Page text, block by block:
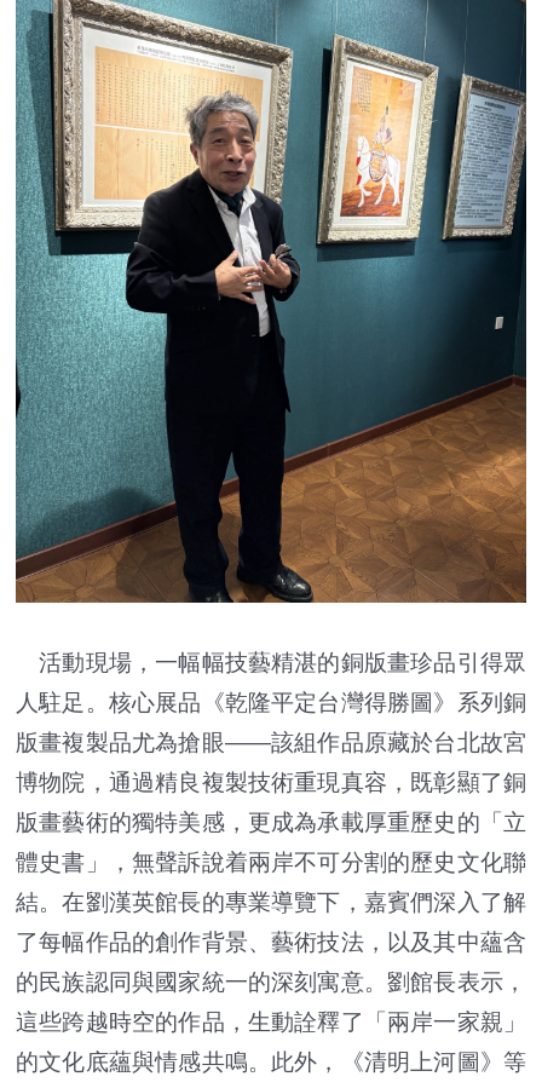
活動現場，一幅幅技藝精湛的銅版畫珍品引得眾
人駐足。核心展品《乾隆平定台灣得勝圖》系列銅
版畫複製品尤為搶眼——該組作品原藏於台北故宮
博物院，通過精良複製技術重現真容，既彰顯了銅
版畫藝術的獨特美感，更成為承載厚重歷史的「立
體史書」，無聲訴說着兩岸不可分割的歷史文化聯
結。在劉漢英館長的專業導覽下，嘉賓們深入了解
了每幅作品的創作背景、藝術技法，以及其中蘊含
的民族認同與國家統一的深刻寓意。劉館長表示，
這些跨越時空的作品，生動詮釋了「兩岸一家親」
的文化底蘊與情感共鳴。此外，《清明上河圖》等